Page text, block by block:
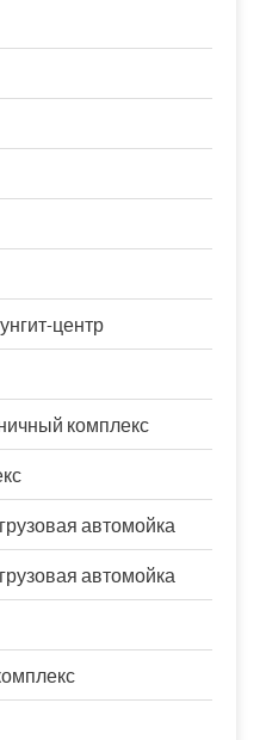
центр
комплекс
автомойка
автомойка